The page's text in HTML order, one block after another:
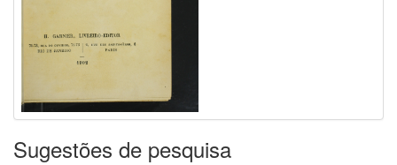
Sugestões de pesquisa